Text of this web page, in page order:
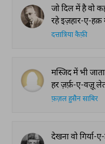
जो दिल में है वो
रहे इज़हार-ए-हक़
दत्तात्रिया कैफ़ी
मस्जिद में भी
हर ज़र्फ़-ए-वज़ू
फ़ज़ल हुसैन साबिर
देखना वो